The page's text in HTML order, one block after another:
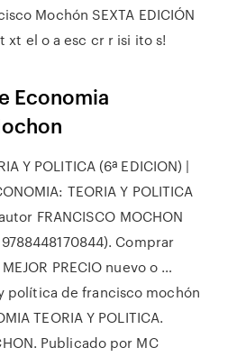
Mochón SEXTA EDICIÓN
xt el o a esc cr r isi ito s!
Economia
Y POLITICA (6ª EDICION) |
TEORIA Y POLITICA
FRANCISCO MOCHON
Comprar
PRECIO nuevo o …
política de francisco mochón
TEORIA Y POLITICA.
Publicado por MC